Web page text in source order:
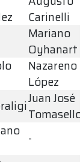
Carinelli
Mariano
Oyhanart
Nazareno
López
Juan José
Tomasello
-